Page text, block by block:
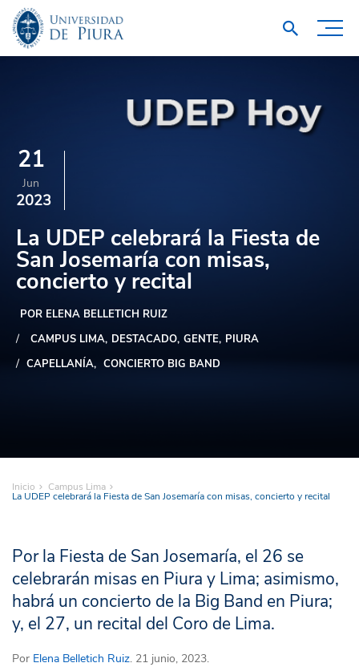
21
Jun
2023
La UDEP celebrará la Fiesta de
San Josemaría con misas,
concierto y recital
POR ELENA BELLETICH RUIZ
CAMPUS LIMA DESTACADO GENTE PIURA
CAPELLANÍA
CONCIERTO BIG BAND
Inicio Campus Lima
La UDEP celebrará la Fiesta de San Josemaría con misas, concierto y recital
Por la Fiesta de San Josemaría, el 26 se
celebrarán misas en Piura y Lima; asimismo,
habrá un concierto de la Big Band en Piura;
y, el 27, un recital del Coro de Lima.
Por Elena Belletich Ruiz. 21 junio, 2023.